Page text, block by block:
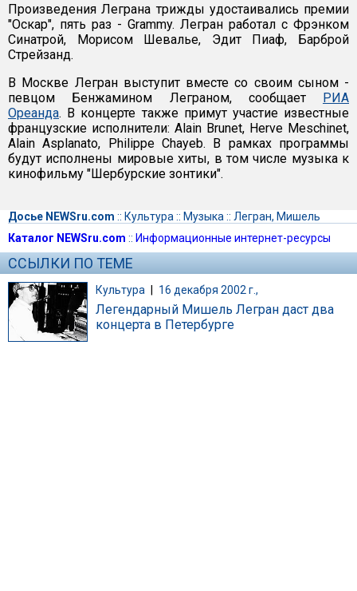
Произведения Леграна трижды удостаивались премии
"Оскар", пять раз - Grammy. Легран работал с Фрэнком
Синатрой, Морисом Шевалье, Эдит Пиаф, Барброй
Стрейзанд.
В Москве Легран выступит вместе со своим сыном -
певцом Бенжамином Леграном, сообщает РИА
Ореанда. В концерте также примут участие известные
французские исполнители: Alain Brunet, Herve Meschinet,
Alain Asplanato, Philippe Chayeb. В рамках программы
будут исполнены мировые хиты, в том числе музыка к
кинофильму "Шербурские зонтики".
Досье NEWSru.com :: Культура :: Музыка :: Легран, Мишель
Каталог NEWSru.com :: Информационные интернет-ресурсы
ССЫЛКИ ПО ТЕМЕ
Культура | 16 декабря 2002 г.,
Легендарный Мишель Легран даст два
концерта в Петербурге